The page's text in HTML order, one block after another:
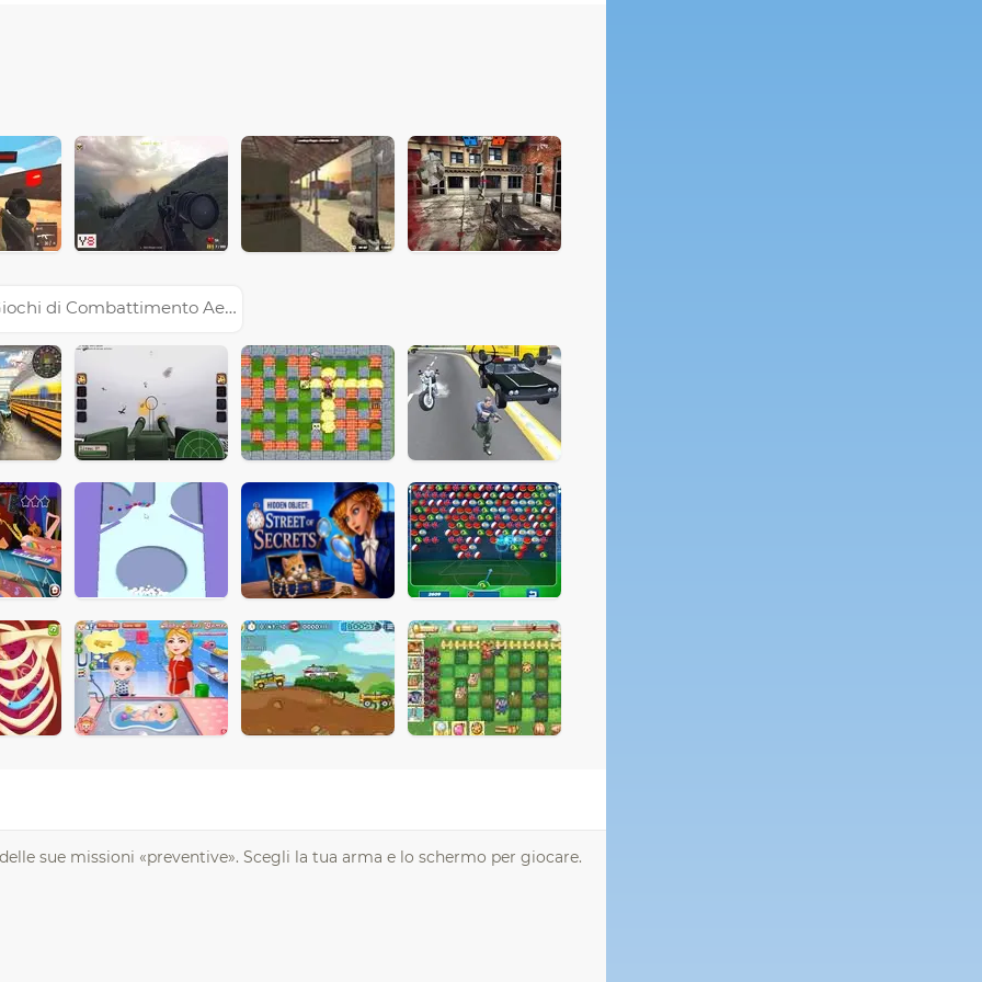
di Combattimento Aereo
sue missioni «preventive». Scegli la tua arma e lo schermo per giocare.